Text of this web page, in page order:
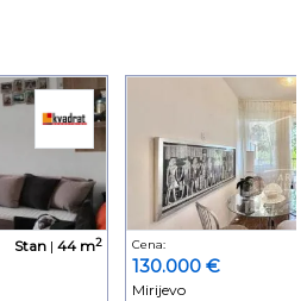
Stan| 44 m2 Cena:
130.000 €
Mirijevo